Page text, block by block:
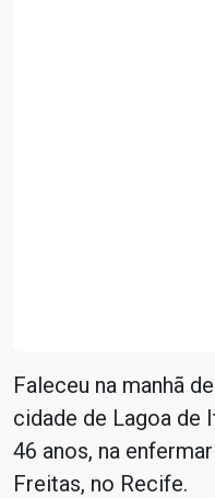
Faleceu na manhã
cidade de Lagoa de
46 anos, na
Freitas, no Recife.